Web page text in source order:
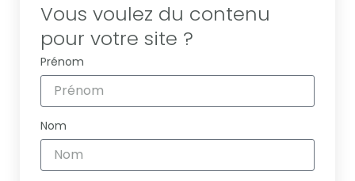
Vous voulez du contenu
pour votre site ?
Prénom
Nom